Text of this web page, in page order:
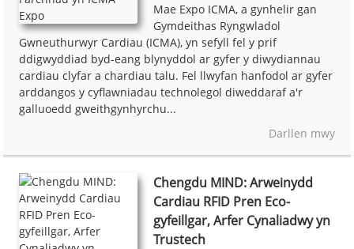
Mae Expo ICMA, a gynhelir gan
Gymdeithas Ryngwladol
Gwneuthurwyr Cardiau (ICMA), yn sefyll fel y prif
ddigwyddiad byd-eang blynyddol ar gyfer y diwydiannau
cardiau clyfar a chardiau talu. Fel llwyfan hanfodol ar gyfer
arddangos y cyflawniadau technolegol diweddaraf a'r
galluoedd gweithgynhyrchu...
Darllen mwy
Chengdu MIND: Arweinydd
Cardiau RFID Pren Eco-
gyfeillgar, Arfer Cynaliadwy yn
Trustech